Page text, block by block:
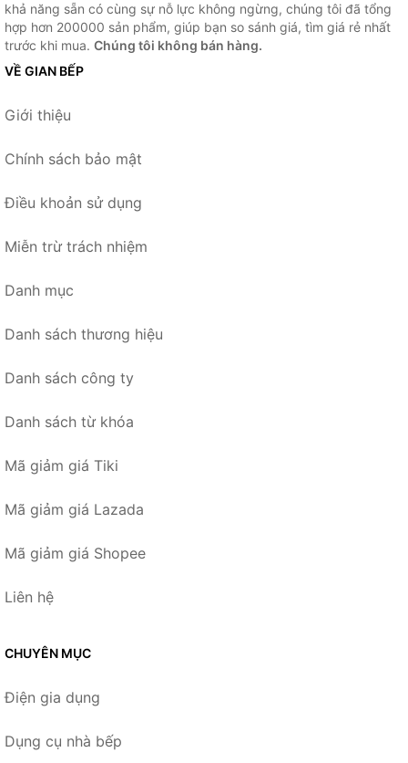
khả năng sẵn có cùng sự nỗ lực không ngừng, chúng tôi đã tổng
hợp hơn 200000 sản phẩm, giúp bạn so sánh giá, tìm giá rẻ nhất
trước khi mua. Chúng tôi không bán hàng.
VỀ GIAN BẾP
Giới thiệu
Chính sách bảo mật
Điều khoản sử dụng
Miễn trừ trách nhiệm
Danh mục
Danh sách thương hiệu
Danh sách công ty
Danh sách từ khóa
Mã giảm giá Tiki
Mã giảm giá Lazada
Mã giảm giá Shopee
Liên hệ
CHUYÊN MỤC
Điện gia dụng
Dụng cụ nhà bếp